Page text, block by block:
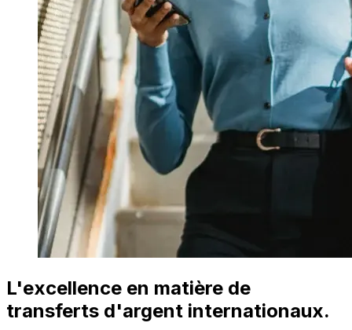
L'excellence en matière de
transferts d'argent internationaux.